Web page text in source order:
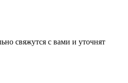
свяжутся с вами и уточнят